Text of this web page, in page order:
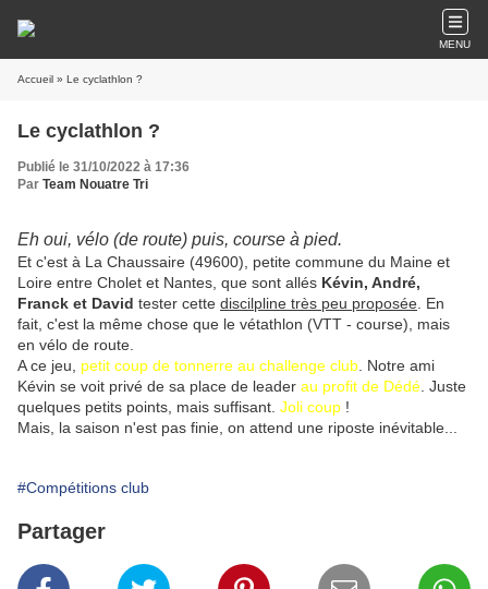
MENU
Accueil » Le cyclathlon ?
Le cyclathlon ?
Publié le 31/10/2022 à 17:36
Par Team Nouatre Tri
Eh oui, vélo (de route) puis, course à pied.
Et c'est à La Chaussaire (49600), petite commune du Maine et
Loire entre Cholet et Nantes, que sont allés Kévin, André,
Franck et David tester cette discilpline très peu proposée . En
fait, c'est la même chose que le vétathlon (VTT - course), mais
en vélo de route.
A ce jeu, petit coup de tonnerre au challenge club . Notre ami
Kévin se voit privé de sa place de leader au profit de Dédé . Juste
quelques petits points, mais suffisant. Joli coup !
Mais, la saison n'est pas finie, on attend une riposte inévitable...
#Compétitions club
Partager